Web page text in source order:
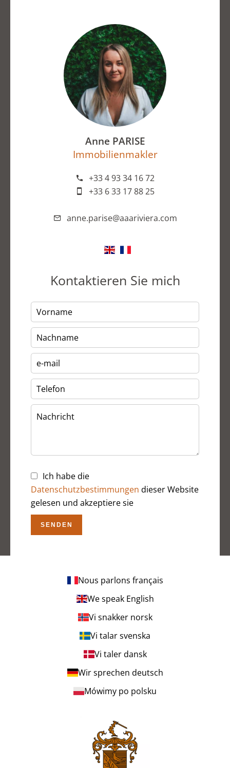
Anne PARISE
Immobilienmakler
+33 4 93 34 16 72
+33 6 33 17 88 25
anne.parise@aaariviera.com
Kontaktieren Sie mich
Ich habe die
Datenschutzbestimmungen dieser Website
gelesen und akzeptiere sie
SENDEN
Nous parlons français
We speak English
Vi snakker norsk
Vi talar svenska
Vi taler dansk
Wir sprechen deutsch
Mówimy po polsku